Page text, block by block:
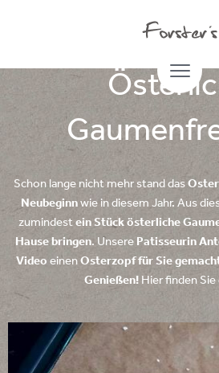
Schon lange nicht mehr stand das
Neubeginnwie in diesem Jahr. Aus
zumindest ein Stück österliche
Hause bringen. Unsere Patisseurin
Video einen Osterzopf für Sie
Genießen! Hier finden Sie